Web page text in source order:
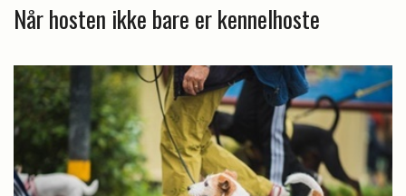
Når hosten ikke bare er kennelhoste